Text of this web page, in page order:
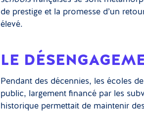
de prestige et la promesse d’un
élevé.
LE
Pendant des décennies, les écoles
public, largement financé par les
historique permettait de maintenir